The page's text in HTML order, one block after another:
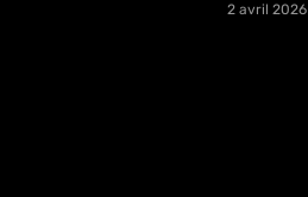
2 avril 2026